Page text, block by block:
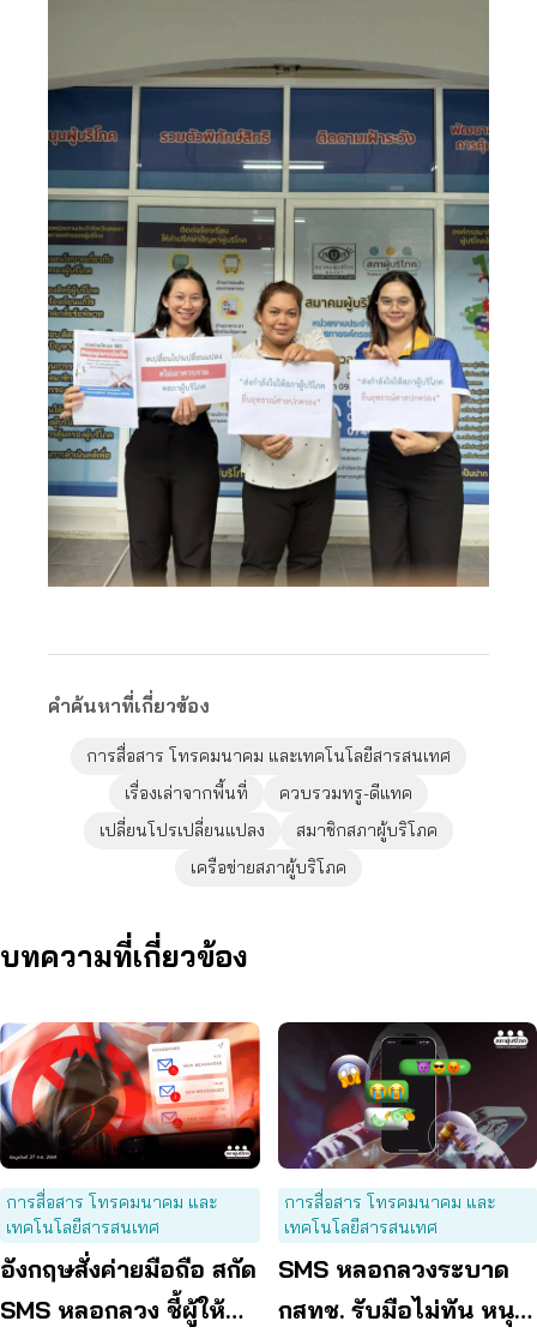
คำค้นหาที่เกี่ยวข้อง
การสื่อสาร โทรคมนาคม และเทคโนโลยีสารสนเทศ
เรื่องเล่าจากพื้นที่
ควบรวมทรู-ดีแทค
เปลี่ยนโปรเปลี่ยนแปลง
สมาชิกสภาผู้บริโภค
เครือข่ายสภาผู้บริโภค
บทความที่เกี่ยวข้อง
การสื่อสาร โทรคมนาคม และ
เทคโนโลยีสารสนเทศ
อังกฤษสั่งค่ายมือถือ สกัด
SMS หลอกลวง ชี้ผู้ให้
การสื่อสาร โทรคมนาคม และ
เทคโนโลยีสารสนเทศ
SMS หลอกลวงระบาด
กสทช. รับมือไม่ทัน หนุน